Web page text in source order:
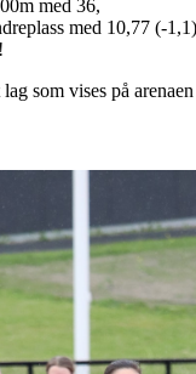
med 36,
med 10,77 (-
som vises på